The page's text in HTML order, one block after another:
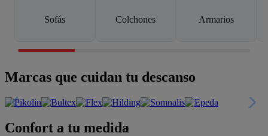
Sofás Colchones Armarios
Marcas que cuidan tu descanso
Confort a tu medida